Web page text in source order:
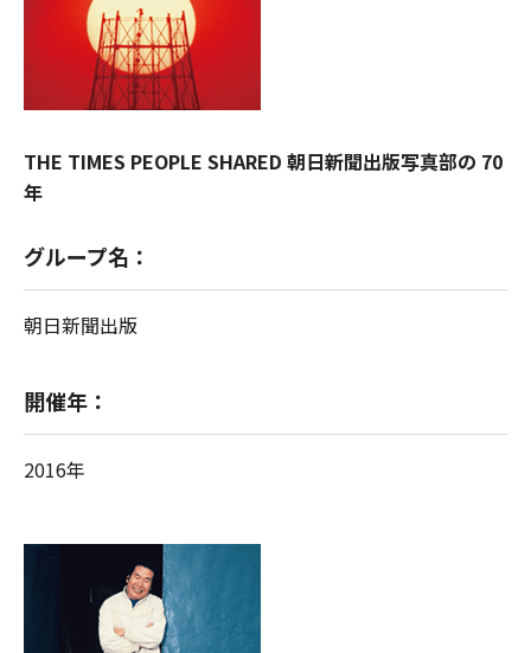
THE TIMES PEOPLE SHARED 朝日新聞出版写真部の 70
年
グループ名：
朝日新聞出版
開催年：
2016年